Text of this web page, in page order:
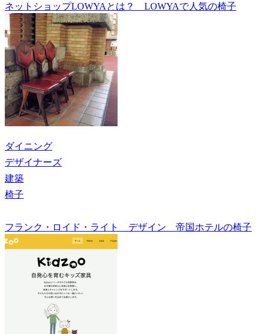
ネットショップLOWYAとは？ LOWYAで人気の椅子
ダイニング
デザイナーズ
建築
椅子
フランク・ロイド・ライト デザイン 帝国ホテルの椅子